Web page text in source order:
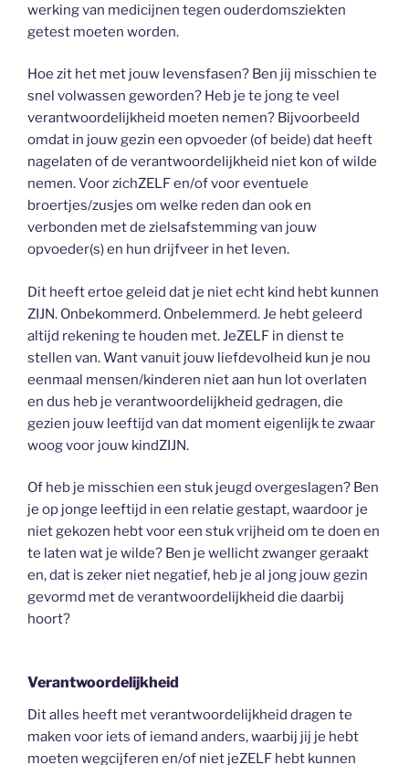
werking van medicijnen tegen ouderdomsziekten
getest moeten worden.
Hoe zit het met jouw levensfasen? Ben jij misschien te
snel volwassen geworden? Heb je te jong te veel
verantwoordelijkheid moeten nemen? Bijvoorbeeld
omdat in jouw gezin een opvoeder (of beide) dat heeft
nagelaten of de verantwoordelijkheid niet kon of wilde
nemen. Voor zichZELF en/of voor eventuele
broertjes/zusjes om welke reden dan ook en
verbonden met de zielsafstemming van jouw
opvoeder(s) en hun drijfveer in het leven.
Dit heeft ertoe geleid dat je niet echt kind hebt kunnen
ZIJN. Onbekommerd. Onbelemmerd. Je hebt geleerd
altijd rekening te houden met. JeZELF in dienst te
stellen van. Want vanuit jouw liefdevolheid kun je nou
eenmaal mensen/kinderen niet aan hun lot overlaten
en dus heb je verantwoordelijkheid gedragen, die
gezien jouw leeftijd van dat moment eigenlijk te zwaar
woog voor jouw kindZIJN.
Of heb je misschien een stuk jeugd overgeslagen? Ben
je op jonge leeftijd in een relatie gestapt, waardoor je
niet gekozen hebt voor een stuk vrijheid om te doen en
te laten wat je wilde? Ben je wellicht zwanger geraakt
en, dat is zeker niet negatief, heb je al jong jouw gezin
gevormd met de verantwoordelijkheid die daarbij
hoort?
Verantwoordelijkheid
Dit alles heeft met verantwoordelijkheid dragen te
maken voor iets of iemand anders, waarbij jij je hebt
moeten wegcijferen en/of niet jeZELF hebt kunnen